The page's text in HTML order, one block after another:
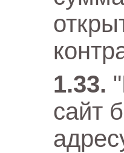
сайт